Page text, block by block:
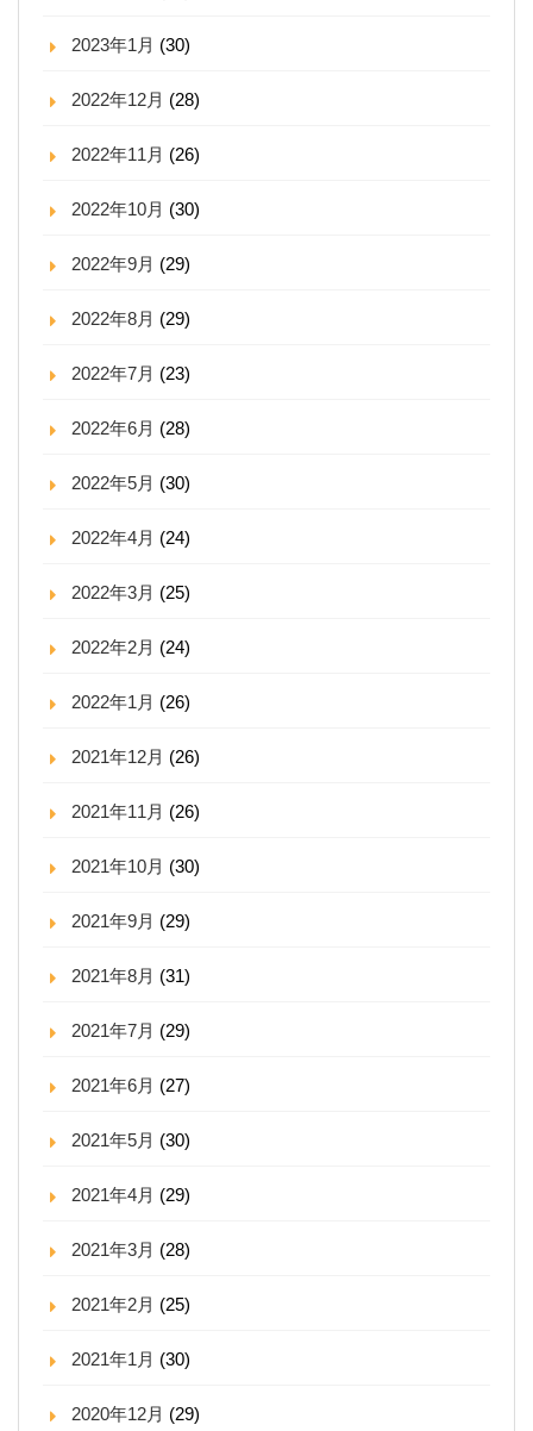
2023年1月 (30)
2022年12月 (28)
2022年11月 (26)
2022年10月 (30)
2022年9月 (29)
2022年8月 (29)
2022年7月 (23)
2022年6月 (28)
2022年5月 (30)
2022年4月 (24)
2022年3月 (25)
2022年2月 (24)
2022年1月 (26)
2021年12月 (26)
2021年11月 (26)
2021年10月 (30)
2021年9月 (29)
2021年8月 (31)
2021年7月 (29)
2021年6月 (27)
2021年5月 (30)
2021年4月 (29)
2021年3月 (28)
2021年2月 (25)
2021年1月 (30)
2020年12月 (29)